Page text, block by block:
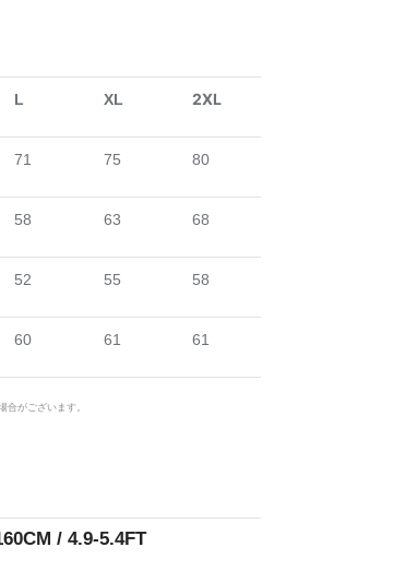
L XL 2XL
71 75 80
58 63 68
52 55 58
60 61 61
合がございます。
/ 4.9-5.4FT